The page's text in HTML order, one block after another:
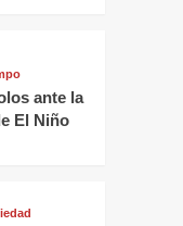
ante la
El Niño